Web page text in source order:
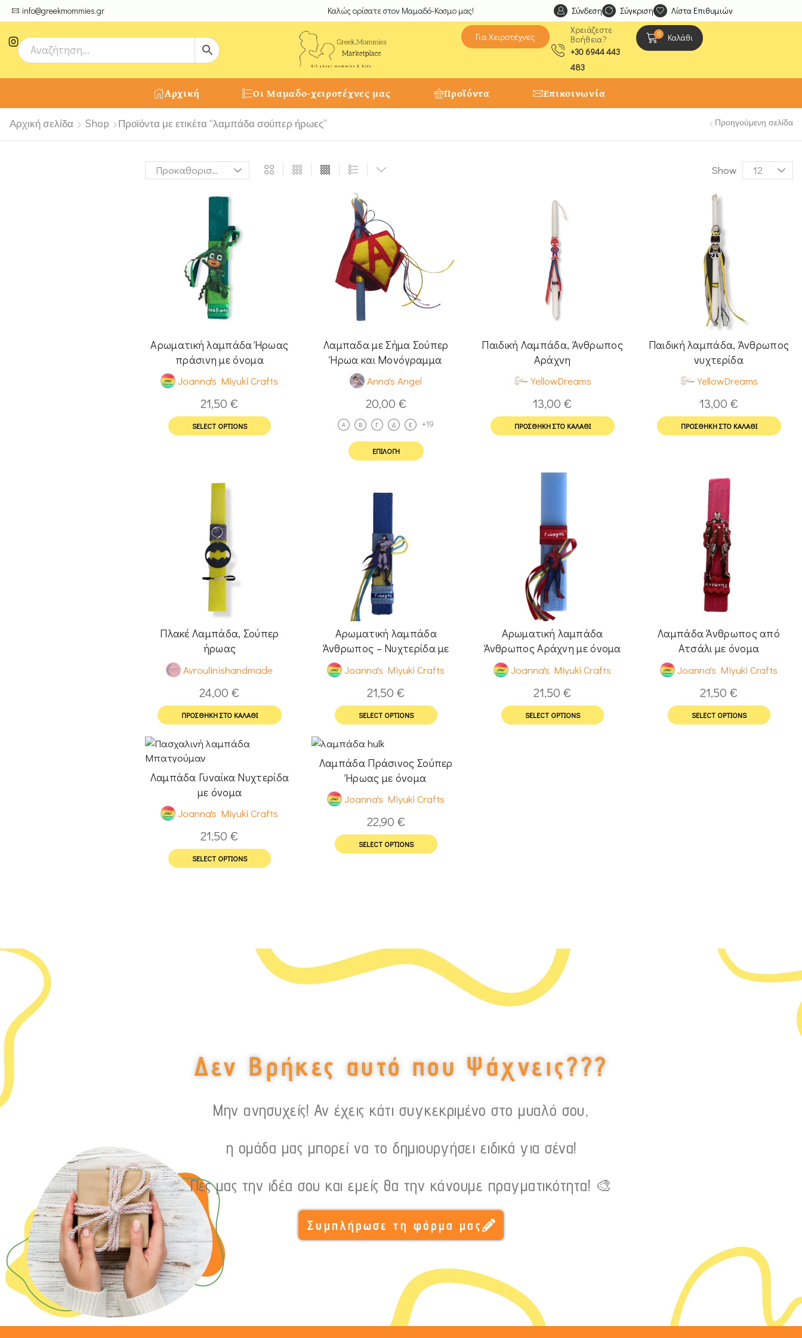
info@greekmommies.gr
μοναδικές δημιουργίες από τους Χειροτέχνες μας! Καλώς ορίσατε στον Μαμαδό-Κοσμο μας! Ανακαλύψτε μοναδικές δημιουργίες από τους
Σύνδεση Σύγκριση Λίστα Επιθυμιών
Για Χειροτέχνες
Χρειάζεστε
Βοήθεια?
+30 6944 443
483
0 Καλάθι
Αρχική Οι Μαμαδο-χειροτέχνες μας Προϊόντα Επικοινωνία
Αρχική σελίδα Shop Προϊόντα με ετικέτα “λαμπάδα σούπερ ήρωες” Προηγούμενη σελίδα
Show
Αρωματική λαμπάδα Ήρωας
πράσινη με όνομα
Joanna's Miyuki Crafts
21,50€
SELECT OPTIONS
Λαμπαδα με Σήμα Σούπερ
Ήρωα και Μονόγραμμα
Anna's Angel
20,00 €
A Β Γ Δ Ε +19
ΕΠΙΛΟΓΉ
Παιδική Λαμπάδα, Άνθρωπος
Αράχνη
YellowDreams
13,00€
ΠΡΟΣΘΉΚΗ ΣΤΟ ΚΑΛΆΘΙ
Παιδική λαμπάδα, Άνθρωπος
νυχτερίδα
YellowDreams
13,00€
ΠΡΟΣΘΉΚΗ ΣΤΟ ΚΑΛΆΘΙ
Πλακέ Λαμπάδα, Σούπερ
ήρωας
Avroulinishandmade
24,00€
ΠΡΟΣΘΉΚΗ ΣΤΟ ΚΑΛΆΘΙ
Αρωματική λαμπάδα
Άνθρωπος – Νυχτερίδα με
Joanna's Miyuki Crafts
21,50€
SELECT OPTIONS
Αρωματική λαμπάδα
Άνθρωπος Αράχνη με όνομα
Joanna's Miyuki Crafts
21,50€
SELECT OPTIONS
Λαμπάδα Άνθρωπος από
Ατσάλι με όνομα
Joanna's Miyuki Crafts
21,50€
SELECT OPTIONS
Λαμπάδα Γυναίκα Νυχτερίδα
με όνομα
Joanna's Miyuki Crafts
21,50€
SELECT OPTIONS
Λαμπάδα Πράσινος Σούπερ
Ήρωας με όνομα
Joanna's Miyuki Crafts
22,90 €
SELECT OPTIONS
Δεν Βρήκες αυτό που Ψάχνεις???
Μην ανησυχείς! Αν έχεις κάτι συγκεκριμένο στο μυαλό σου,
η ομάδα μας μπορεί να το δημιουργήσει ειδικά για σένα!
Πες μας την ιδέα σου και εμείς θα την κάνουμε πραγματικότητα! 🎨
Συμπλήρωσε τη φόρμα μας